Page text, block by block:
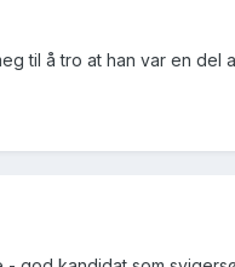
til å tro at han var en del